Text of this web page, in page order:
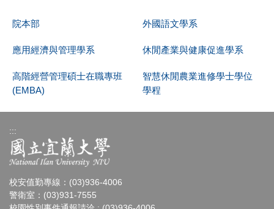
院本部 外國語文學系
應用經濟與管理學系 休閒產業與健康促進學系
高階經營管理碩士在職專班
(EMBA)
智慧休閒農業進修學士學位
學程
:::
校安值勤專線：(03)936-4006
警衛室：(03)931-7555